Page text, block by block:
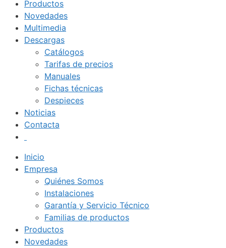
Productos
Novedades
Multimedia
Descargas
Catálogos
Tarifas de precios
Manuales
Fichas técnicas
Despieces
Noticias
Contacta
Inicio
Empresa
Quiénes Somos
Instalaciones
Garantía y Servicio Técnico
Familias de productos
Productos
Novedades